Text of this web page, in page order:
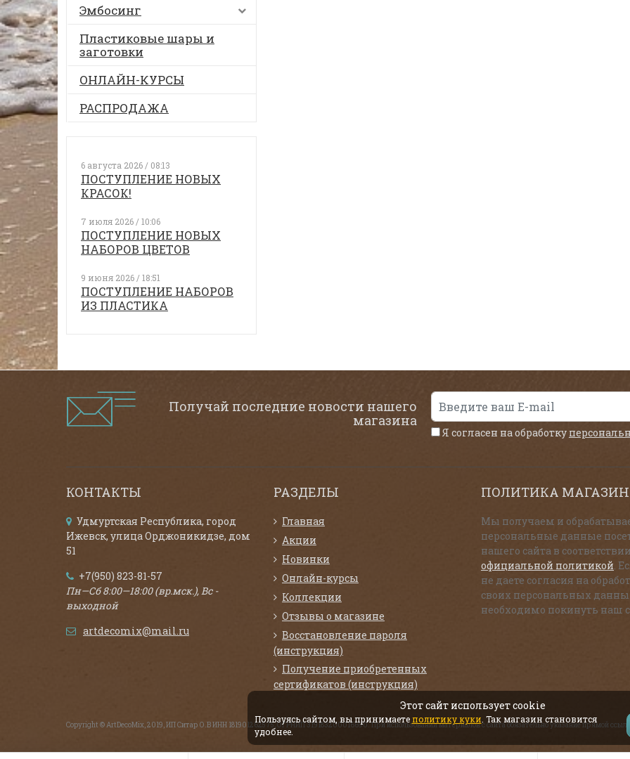
Эмбосинг
Пластиковые шары и
заготовки
ОНЛАЙН-КУРСЫ
РАСПРОДАЖА
6 августа 2026 / 08:13
ПОСТУПЛЕНИЕ НОВЫХ
КРАСОК!
7 июля 2026 / 10:06
ПОСТУПЛЕНИЕ НОВЫХ
НАБОРОВ ЦВЕТОВ
9 июня 2026 / 18:51
ПОСТУПЛЕНИЕ НАБОРОВ
ИЗ ПЛАСТИКА
Получай последние новости нашего
магазина
Я согласен на обработку
КОНТАКТЫ
Удмуртская Республика, город
Ижевск, улица Орджоникидзе, дом
51
+7(950) 823-81-57
Пн—Сб 8:00—18:00 (вр.мск.), Вс -
выходной
artdecomix@mail.ru
РАЗДЕЛЫ
Главная
Акции
Новинки
Онлайн-курсы
Коллекции
Отзывы о магазине
Восстановление пароля
(инструкция)
Получение приобретенных
сертификатов (инструкция)
ПОЛИТИКА
Мы получаем и
персональные данные
нашего сайта в
официальной политикой.
не даете согласия на
своих персональных
необходимо покинуть наш
Copyright © ArtDecoMix, 2019, ИП Ситар О.В ИНН 181901262575, ОГРНИП 319183200016690. При использовании материалов с сайта обязательно указание прямой
Этот сайт использует cookie
Пользуясь сайтом, вы принимаетеполитику куки . Так магазин становится
удобнее.